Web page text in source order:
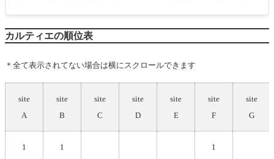
カルティエの順位表
＊全て表示されてない場合は横にスクロールできます
site
A
site
B
site
C
site
D
site
E
site
F
site
G
1
1
1